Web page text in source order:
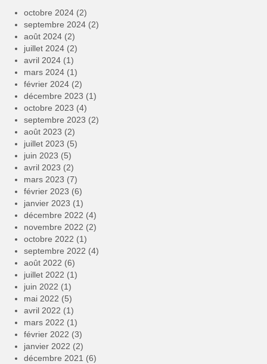
octobre 2024 (2)
septembre 2024 (2)
août 2024 (2)
juillet 2024 (2)
avril 2024 (1)
mars 2024 (1)
février 2024 (2)
décembre 2023 (1)
octobre 2023 (4)
septembre 2023 (2)
août 2023 (2)
juillet 2023 (5)
juin 2023 (5)
avril 2023 (2)
mars 2023 (7)
février 2023 (6)
janvier 2023 (1)
décembre 2022 (4)
novembre 2022 (2)
octobre 2022 (1)
septembre 2022 (4)
août 2022 (6)
juillet 2022 (1)
juin 2022 (1)
mai 2022 (5)
avril 2022 (1)
mars 2022 (1)
février 2022 (3)
janvier 2022 (2)
décembre 2021 (6)